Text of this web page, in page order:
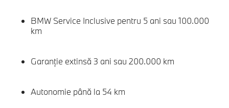
BMW Service Inclusive pentru 5 ani sau 100.000
km
Garanție extinsă 3 ani sau 200.000 km
Autonomie până la 54 km